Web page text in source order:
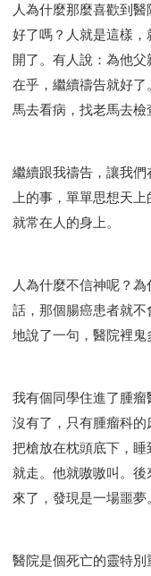
人為什麼那麼喜歡到
好了嗎？人就是這樣
開了。有人說：為他
在乎，繼續禱告就好
馬去看病，找老馬去檢
繼續跟我禱告，讓我
上的事，單單思想天
就常在人的身上。
人為什麼不信神呢？
話，那個腸癌患者就
地說了一句，醫院裡鬼
我有個同學住進了腫
沒有了，只有腫瘤科的
把槍放在枕頭底下，
就走。他就嗷嗷叫。
來了，發現是一場噩夢
醫院是個死亡的靈特